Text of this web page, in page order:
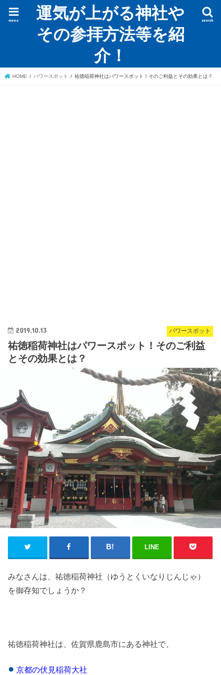
運気が上がる神社や
その参拝方法等を紹
介！
search
menu
HOME パワースポット 祐徳稲荷神社はパワースポット！そのご利益とその効果とは？
パワースポット
2019.10.13
祐徳稲荷神社はパワースポット！そのご利益
とその効果とは？
LINE
みなさんは、祐徳稲荷神社（ゆうとくいなりじんじゃ）
を御存知でしょうか？
祐徳稲荷神社は、佐賀県鹿島市にある神社で、
京都の伏見稲荷大社